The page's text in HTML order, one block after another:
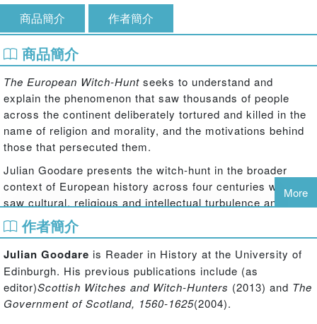
商品簡介 作者簡介
商品簡介
The European Witch-Hunt seeks to understand and
explain the phenomenon that saw thousands of people
across the continent deliberately tortured and killed in the
name of religion and morality, and the motivations behind
those that persecuted them.
Julian Goodare presents the witch-hunt in the broader
context of European history across four centuries which
saw cultural, religious and intellectual turbulence and
included the Renaissance, the Reformation and the
Scientific Revolution. This book looks at witches and
witchcraft through the lens of the society in which they
existed to demonstrate the system of thought and belief
that made the crime of witchcraft possible, and the legal
and political structures that upheld those fears. Chapters
More
作者簡介
Julian Goodare is Reader in History at the University of
Edinburgh. His previous publications include (as
editor)Scottish Witches and Witch-Hunters (2013) and The
Government of Scotland, 1560-1625(2004).